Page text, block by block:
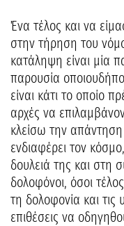
Ένα τέλος και να
στην τήρηση του
κατάληψη είναι μία
παρουσία
είναι κάτι το οποίο
αρχές να
κλείσω την
ενδιαφέρει τον
δουλειά της και στη
δολοφόνοι, όσοι
τη δολοφονία και τις
επιθέσεις να